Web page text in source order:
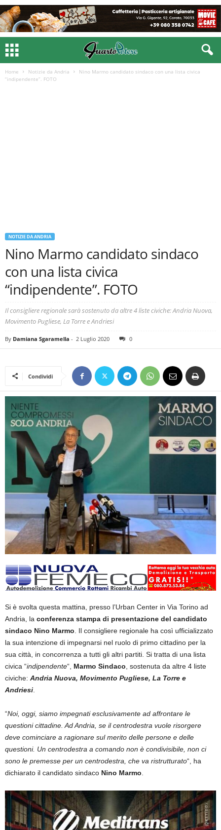
Home Notizie da Andria
Nino Marmo candidato sindaco con una lista civica
“indipendente”. FOTO
NOTIZIE DA ANDRIA
Nino Marmo candidato sindaco
con una lista civica
“indipendente”. FOTO
Il consigliere regionale sarà sostenuto da altre 4 liste civiche: Andria Nuova,
Movimento Pugliese, La Torre e Andriesi
By Damiana Sgaramella - 2 Luglio 2020 0
Condividi
Si è svolta questa mattina, presso l’Urban Center in Via Torino ad
Andria, la conferenza stampa di presentazione del candidato
sindaco Nino Marmo . Il consigliere regionale ha così ufficializzato
la sua intenzione di impegnarsi nel ruolo di primo cittadino per la
sua città, in concorrenza a tutti gli altri partiti. Si tratta di una lista
civica “indipendente“, Marmo Sindaco , sostenuta da altre 4 liste
civiche: Andria Nuova, Movimento Pugliese, La Torre e
Andriesi
“Noi, oggi, siamo impegnati esclusivamente ad affrontare le
questioni cittadine. Ad Andria, se il centrodestra vuole risorgere
deve cominciare a ragionare sul merito delle persone e delle
questioni. Un centrodestra a comando non è condivisibile, non ci
sono le premesse per un centrodestra, che va ristrutturato“, ha
dichiarato il candidato sindaco Nino Marmo